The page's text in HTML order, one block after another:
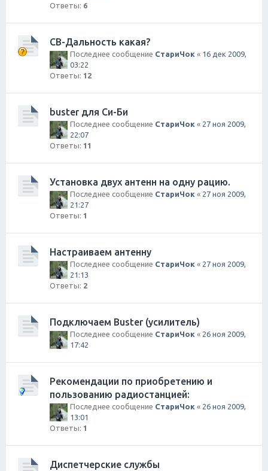
Ответы: 6
СВ-Дальность какая?
Последнее сообщение СтариЧок « 16 дек 2009,
03:22
Ответы: 12
buster для Си-Би
Последнее сообщение СтариЧок « 27 ноя 2009,
22:07
Ответы: 11
Установка двух антенн на одну рацию.
Последнее сообщение СтариЧок « 27 ноя 2009,
21:27
Ответы: 1
Настраиваем антенну
Последнее сообщение СтариЧок « 27 ноя 2009,
21:13
Ответы: 2
Подключаем Buster (усилитель)
Последнее сообщение СтариЧок « 26 ноя 2009,
17:42
Рекомендации по приобретению и
пользованию радиостанцией:
Последнее сообщение СтариЧок « 26 ноя 2009,
13:01
Ответы: 1
Диспетчерские службы